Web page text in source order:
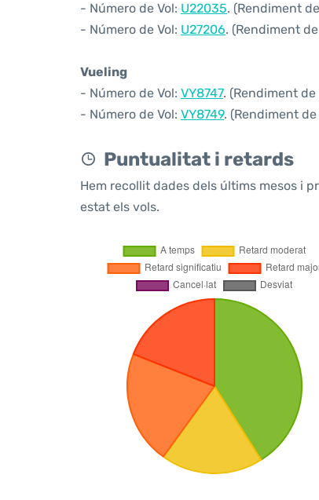
- Número de Vol: U22035. (Rendiment
- Número de Vol: U27206. (Rendiment
Vueling
- Número de Vol: VY8747. (Rendiment
- Número de Vol: VY8749. (Rendiment
Puntualitat i retards
Hem recollit dades dels últims mesos i
estat els vols.